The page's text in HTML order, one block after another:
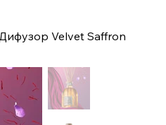
Velvet Saffron